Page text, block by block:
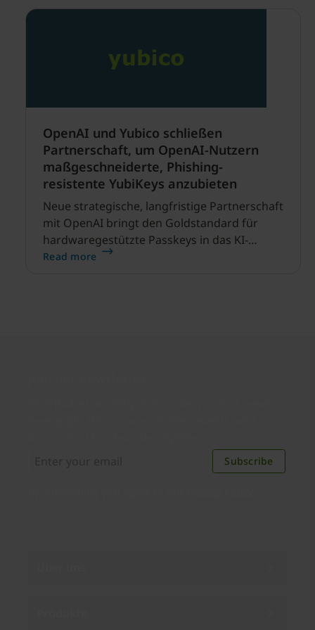
OpenAI und Yubico schließen
Partnerschaft, um OpenAI-Nutzern
maßgeschneiderte, Phishing-
resistente YubiKeys anzubieten
Neue strategische, langfristige Partnerschaft
mit OpenAI bringt den Goldstandard für
hardwaregestützte Passkeys in das KI-
Ökosystem SANTA CLARA, Kalifornien, und
Read more
Subscribe